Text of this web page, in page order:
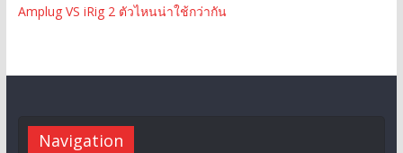
Amplug VS iRig 2 ตัวไหนน่าใช้กว่ากัน
Navigation